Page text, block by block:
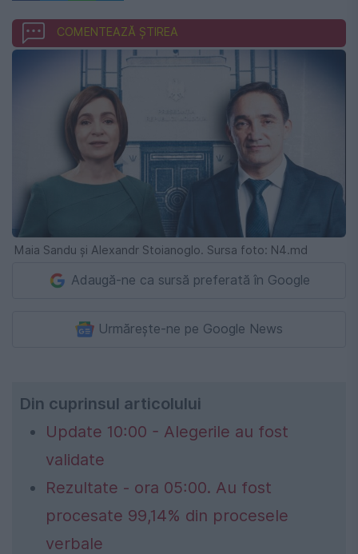
COMENTEAZĂ ȘTIREA
Maia Sandu şi Alexandr Stoianoglo. Sursa foto: N4.md
Adaugă-ne ca sursă preferată în Google
Urmărește-ne pe Google News
Din cuprinsul articolului
Update 10:00 - Alegerile au fost
validate
Rezultate - ora 05:00. Au fost
procesate 99,14% din procesele
verbale